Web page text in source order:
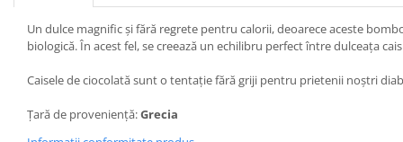
Un dulce magnific și fără regrete pentru calorii, deoarece aceste
biologică. În acest fel, se creează un echilibru perfect între dulceața
Caisele de ciocolată sunt o tentație fără griji pentru prietenii noștri
Țară de proveniență:Grecia